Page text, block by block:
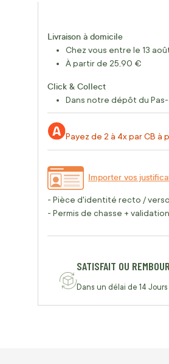
Livraison à domicile
Chez vous entre le 13
À partir de 25,90 €
Click & Collect
Dans notre dépôt du
Payez de 2 à 4x par CB à
Importer vos
- Pièce d'identité recto /
- Permis de chasse +
SATISFAIT OU
Dans un délai de 14 Jours